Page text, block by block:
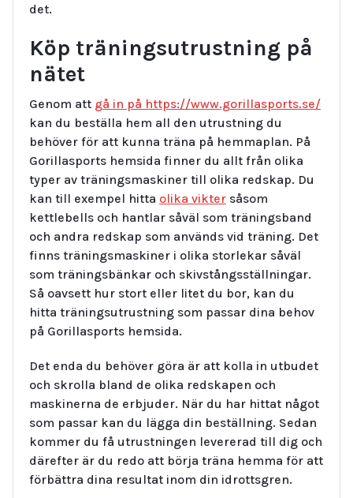
det.
Köp träningsutrustning på
nätet
Genom att gå in på https://www.gorillasports.se/
kan du beställa hem all den utrustning du
behöver för att kunna träna på hemmaplan. På
Gorillasports hemsida finner du allt från olika
typer av träningsmaskiner till olika redskap. Du
kan till exempel hitta olika vikter såsom
kettlebells och hantlar såväl som träningsband
och andra redskap som används vid träning. Det
finns träningsmaskiner i olika storlekar såväl
som träningsbänkar och skivstångsställningar.
Så oavsett hur stort eller litet du bor, kan du
hitta träningsutrustning som passar dina behov
på Gorillasports hemsida.
Det enda du behöver göra är att kolla in utbudet
och skrolla bland de olika redskapen och
maskinerna de erbjuder. När du har hittat något
som passar kan du lägga din beställning. Sedan
kommer du få utrustningen levererad till dig och
därefter är du redo att börja träna hemma för att
förbättra dina resultat inom din idrottsgren.